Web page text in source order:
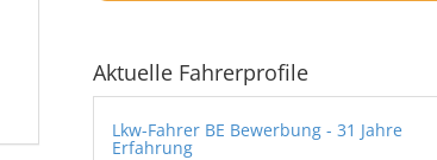
Aktuelle Fahrerprofile
Lkw-Fahrer BE Bewerbung - 31 Jahre
Erfahrung